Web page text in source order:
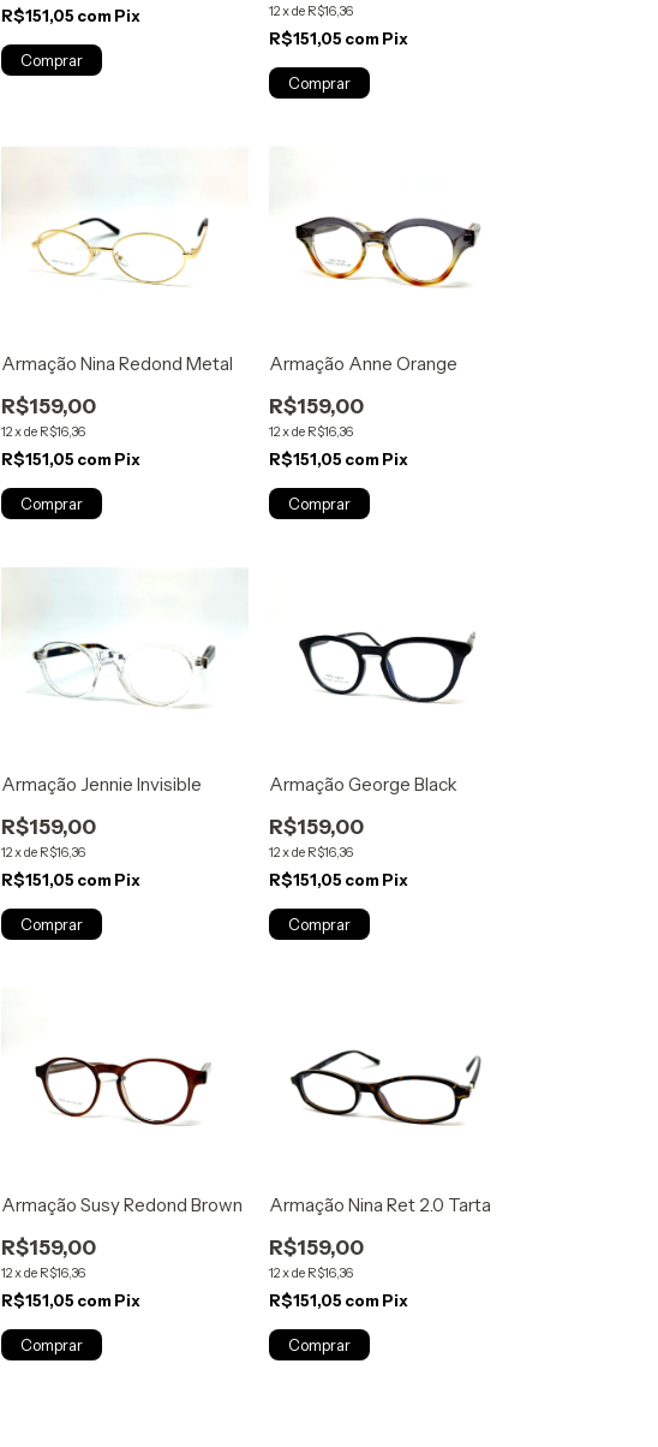
R$151,05 com Pix 12xde R$16,36
R$151,05 com Pix
Armação Nina Redond Metal
R$159,00
12xde R$16,36
R$151,05 com Pix
Armação Anne Orange
R$159,00
12xde R$16,36
R$151,05 com Pix
Armação Jennie Invisible
R$159,00
12xde R$16,36
R$151,05 com Pix
Armação George Black
R$159,00
12xde R$16,36
R$151,05 com Pix
Armação Susy Redond Brown
R$159,00
12 xde R$16,36
R$151,05 com Pix
Armação Nina Ret 2.0 Tarta
R$159,00
12 xde R$16,36
R$151,05 com Pix